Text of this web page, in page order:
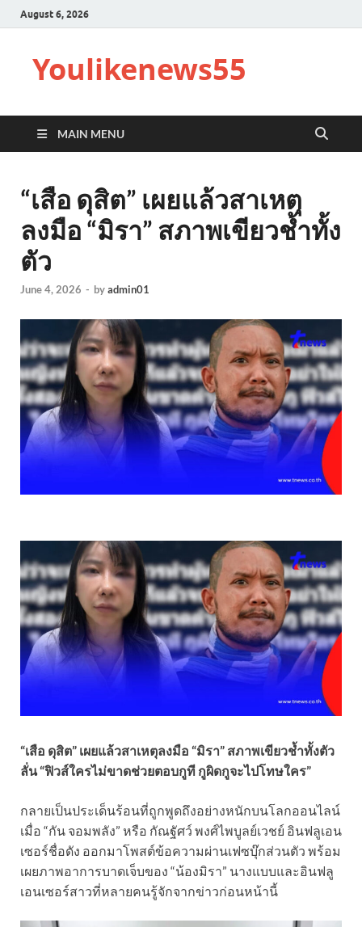
August 6, 2026
Youlikenews55
MAIN MENU
“เสือ ดุสิต” เผยแล้วสาเหตุ
ลงมือ “มิรา” สภาพเขียวช้ำทั้ง
ตัว
June 4, 2026 - byadmin01
“เสือ ดุสิต” เผยแล้วสาเหตุลงมือ “มิรา” สภาพเขียวช้ำทั้งตัว
ลั่น “ฟิวส์ใครไม่ขาดช่วยตอบกูที กูผิดกูจะไปโทษใคร”
กลายเป็นประเด็นร้อนที่ถูกพูดถึงอย่างหนักบนโลกออนไลน์
เมื่อ “กัน จอมพลัง” หรือ กัณฐัศว์ พงศ์ไพบูลย์เวชย์ อินฟลูเอน
เซอร์ชื่อดัง ออกมาโพสต์ข้อความผ่านเฟซบุ๊กส่วนตัว พร้อม
เผยภาพอาการบาดเจ็บของ “น้องมิรา” นางแบบและอินฟลู
เอนเซอร์สาวที่หลายคนรู้จักจากข่าวก่อนหน้านี้